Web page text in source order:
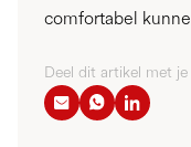
comfortabel
Deel dit artikel met je